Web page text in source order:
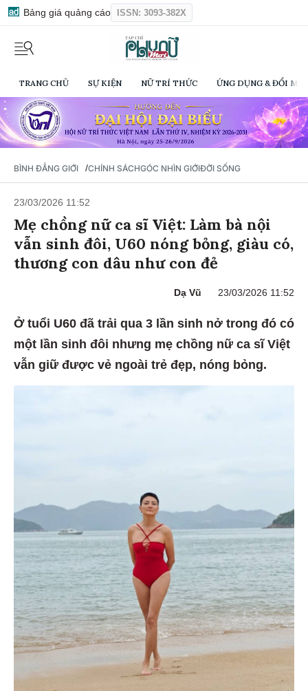
Bảng giá quảng cáo ISSN: 3093-382X
TRANG CHỦ SỰ KIỆN NỮ TRÍ THỨC ỨNG DỤNG & ĐỔI
BÌNH ĐẲNG GIỚI /CHÍNH SÁCHGÓC NHÌN GIỚIĐỜI SỐNG
23/03/2026 11:52
Mẹ chồng nữ ca sĩ Việt: Làm bà nội
vẫn sinh đôi, U60 nóng bỏng, giàu có,
thương con dâu như con đẻ
Dạ Vũ 23/03/2026 11:52
Ở tuổi U60 đã trải qua 3 lần sinh nở trong đó có
một lần sinh đôi nhưng mẹ chồng nữ ca sĩ Việt
vẫn giữ được vẻ ngoài trẻ đẹp, nóng bỏng.